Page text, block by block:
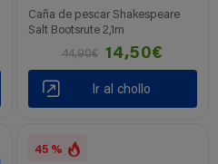
Caña de pescar Shakespeare
Salt Bootsrute 2,1m
44,90€
14,50€
Ir al chollo
45 %